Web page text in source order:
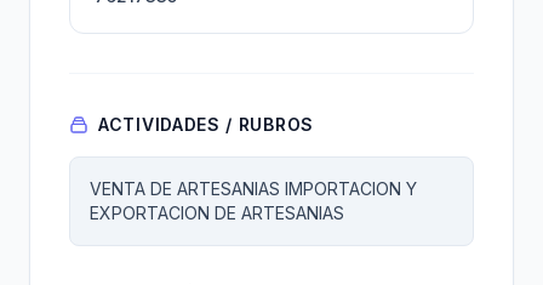
ACTIVIDADES / RUBROS
VENTA DE ARTESANIAS IMPORTACION Y
EXPORTACION DE ARTESANIAS